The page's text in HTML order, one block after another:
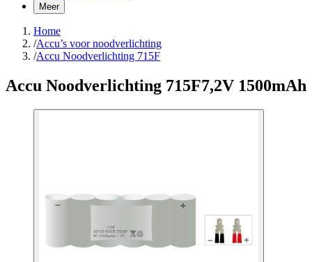
Meer
Home
/Accu’s voor noodverlichting
/Accu Noodverlichting 715F
Accu Noodverlichting 715F7,2V 1500mAh